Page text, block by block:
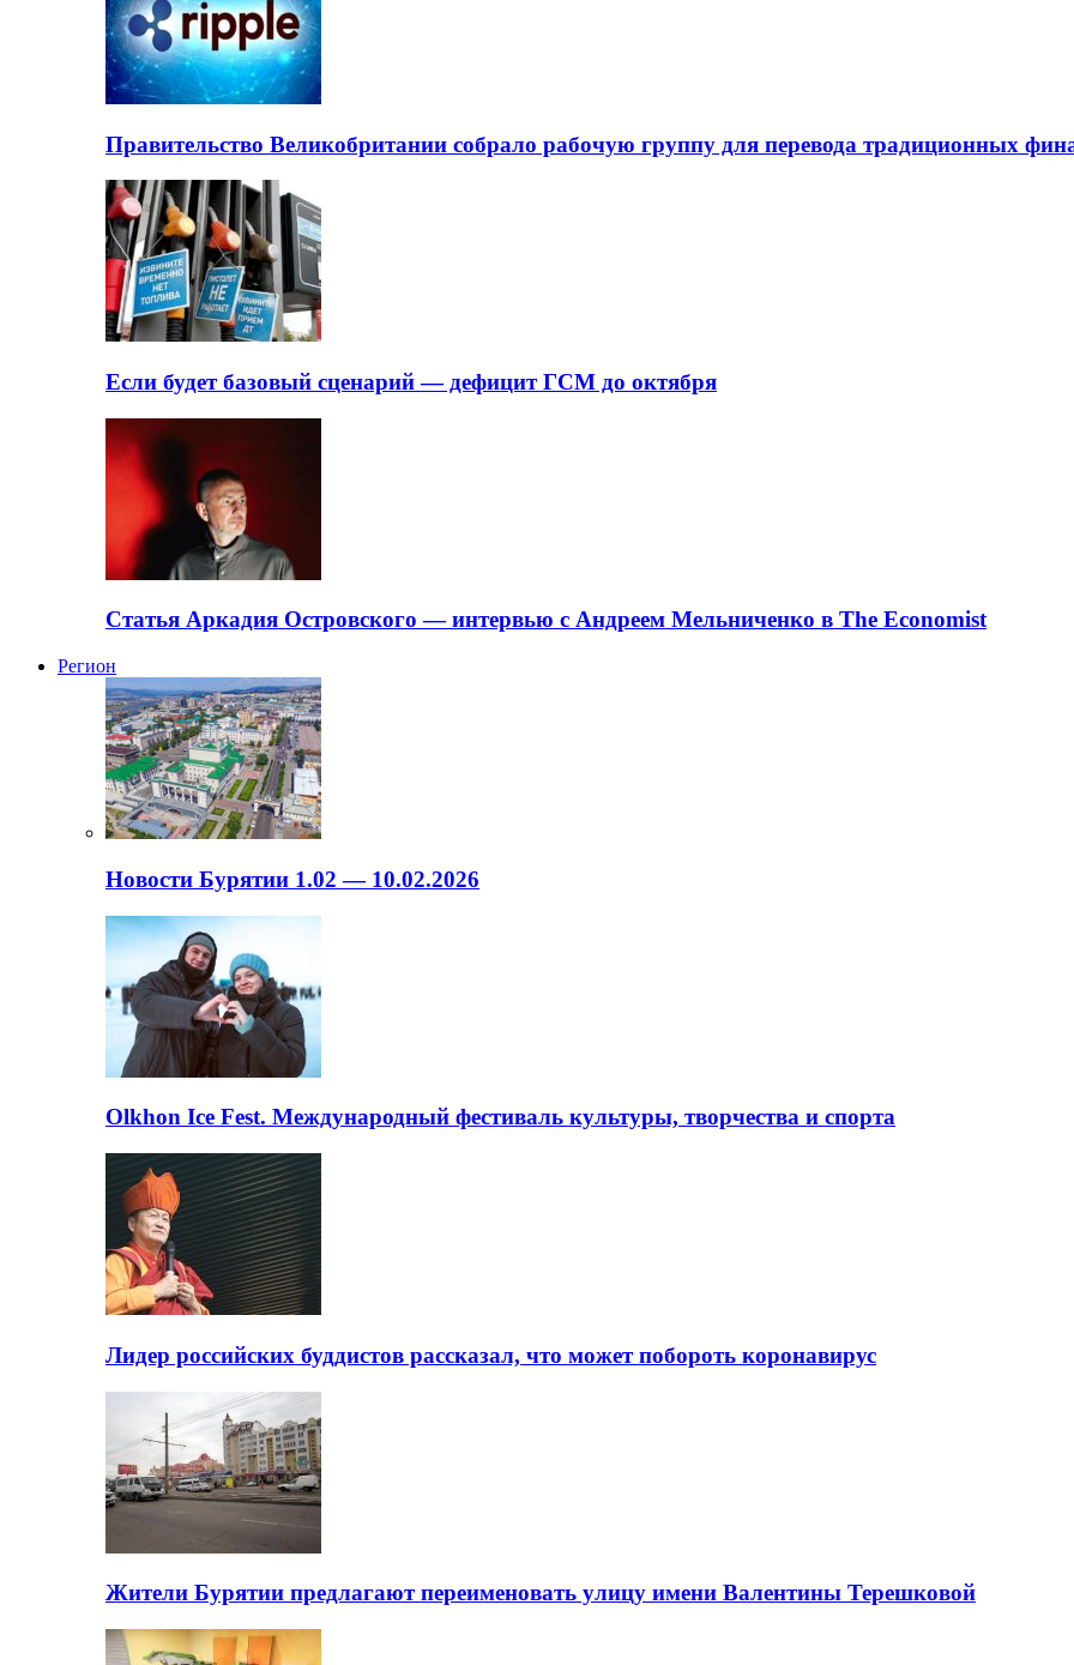
Правительство Великобритании собрало рабочую группу для перевода традиционных
Если будет базовый сценарий — дефицит ГСМ до октября
Статья Аркадия Островского — интервью с Андреем Мельниченко в The Economist
Регион
Новости Бурятии 1.02 — 10.02.2026
Olkhon Ice Fest. Международный фестиваль культуры, творчества и спорта
Лидер российских буддистов рассказал, что может побороть коронавирус
Жители Бурятии предлагают переименовать улицу имени Валентины Терешковой